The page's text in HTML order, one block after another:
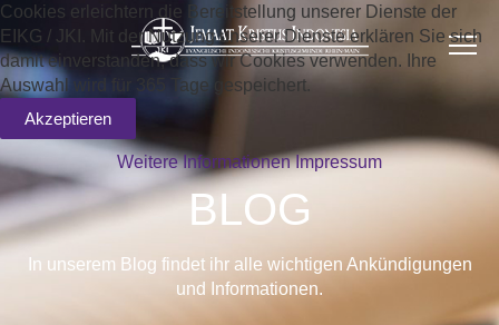
BLOG
In unserem Blog findet ihr alle wichtigen Ankündigungen
und Informationen.
Cookies erleichtern die Bereitstellung unserer Dienste der
EIKG / JKI. Mit der Nutzung unserer Dienste erklären Sie sich
damit einverstanden, dass wir Cookies verwenden. Ihre
Auswahl wird für 365 Tage gespeichert.
Akzeptieren
Weitere Informationen Impressum